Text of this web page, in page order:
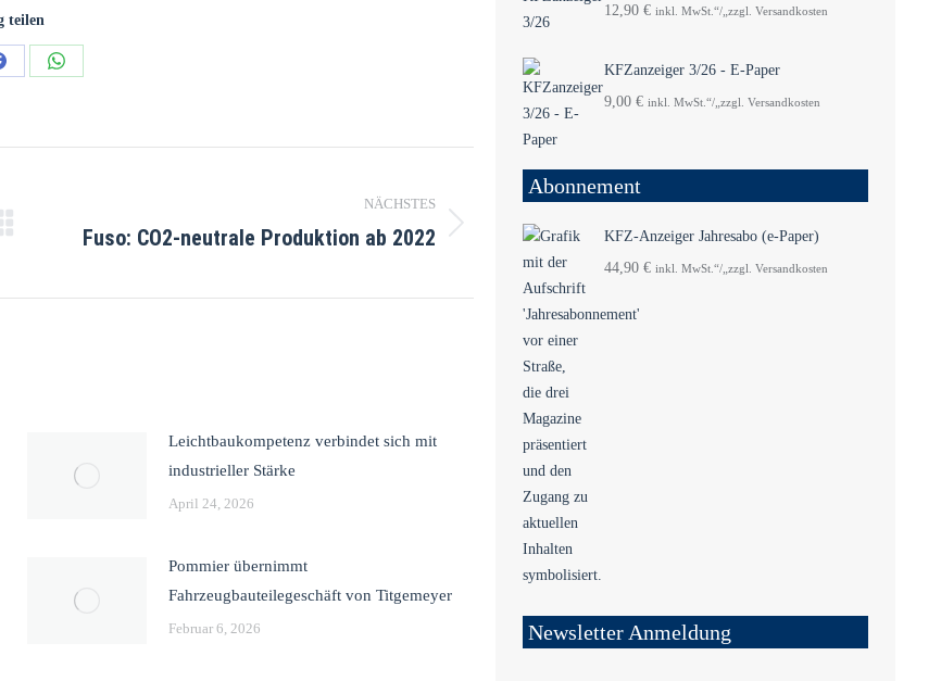
teilen
NÄCHSTES
Fuso: CO2-neutrale Produktion ab 2022
Leichtbaukompetenz verbindet sich mit
industrieller Stärke
April 24, 2026
Pommier übernimmt
Fahrzeugbauteilegeschäft von Titgemeyer
Februar 6, 2026
12,90 € inkl. MwSt.“/„zzgl. Versandkosten
KFZanzeiger 3/26 - E-Paper
9,00 € inkl. MwSt.“/„zzgl. Versandkosten
Abonnement
KFZ-Anzeiger Jahresabo (e-Paper)
44,90 € inkl. MwSt.“/„zzgl. Versandkosten
Newsletter Anmeldung